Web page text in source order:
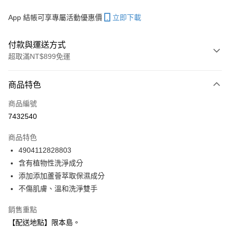
App 結帳可享專屬活動優惠價 立即下載
付款與運送方式
超取滿NT$899免運
信用卡一次付款
超商取貨付款
Apple Pay
街口支付
悠遊付
Google Pay
全盈+PAY
商品特色
商品編號
7432540
商品特色
4904112828803
含有植物性洗淨成分
添加添加蘆薈萃取保濕成分
不傷肌膚、溫和洗淨雙手
銷售重點
【配送地點】限本島。